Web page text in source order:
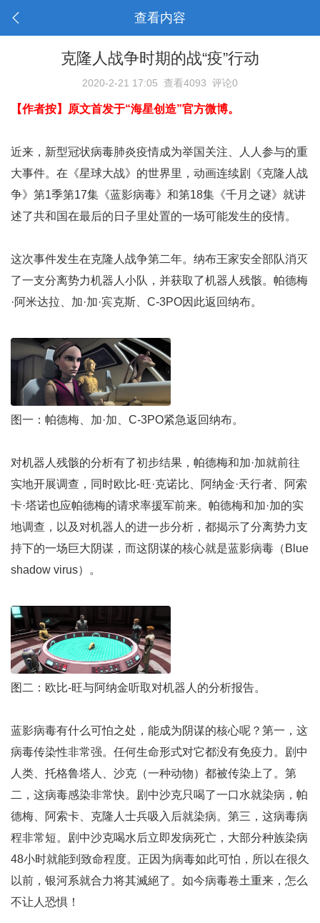
查看内容
克隆人战争时期的战“疫”行动
2020-2-21 17:05 查看4093 评论0
【作者按】原文首发于“海星创造”官方微博。
近来，新型冠状病毒肺炎疫情成为举国关注、人人参与的重
大事件。在《星球大战》的世界里，动画连续剧《克隆人战
争》第1季第17集《蓝影病毒》和第18集《千月之谜》就讲
述了共和国在最后的日子里处置的一场可能发生的疫情。
这次事件发生在克隆人战争第二年。纳布王家安全部队消灭
了一支分离势力机器人小队，并获取了机器人残骸。帕德梅
·阿米达拉、加·加·宾克斯、C-3PO因此返回纳布。
图一：帕德梅、加·加、C-3PO紧急返回纳布。
对机器人残骸的分析有了初步结果，帕德梅和加·加就前往
实地开展调查，同时欧比-旺·克诺比、阿纳金·天行者、阿索
卡·塔诺也应帕德梅的请求率援军前来。帕德梅和加·加的实
地调查，以及对机器人的进一步分析，都揭示了分离势力支
持下的一场巨大阴谋，而这阴谋的核心就是蓝影病毒（Blue
shadow virus）。
图二：欧比-旺与阿纳金听取对机器人的分析报告。
蓝影病毒有什么可怕之处，能成为阴谋的核心呢？第一，这
病毒传染性非常强。任何生命形式对它都没有免疫力。剧中
人类、托格鲁塔人、沙克（一种动物）都被传染上了。第
二，这病毒感染非常快。剧中沙克只喝了一口水就染病，帕
德梅、阿索卡、克隆人士兵吸入后就染病。第三，这病毒病
程非常短。剧中沙克喝水后立即发病死亡，大部分种族染病
48小时就能到致命程度。正因为病毒如此可怕，所以在很久
以前，银河系就合力将其滅絕了。如今病毒卷土重来，怎么
不让人恐惧！